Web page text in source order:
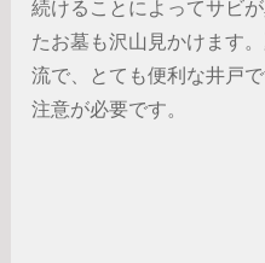
続けることによってサビ
たお墓も沢山見かけます
流で、とても便利な井戸
注意が必要です。